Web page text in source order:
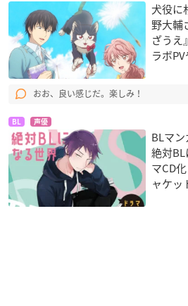
犬役に
野大輔
ざうえ
ラボ
おお、良い感じだ。楽しみ！
BL 声優
BLマ
絶対
マCD
ャケッ